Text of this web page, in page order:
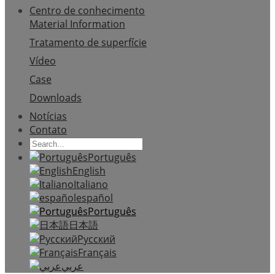
Centro de conhecimento
Material Information
Tratamento de superfície
Vídeo
Case
Downloads
Notícias
Contato
Português
English
Italiano
español
Português
日本語
Русский
Français
عربي